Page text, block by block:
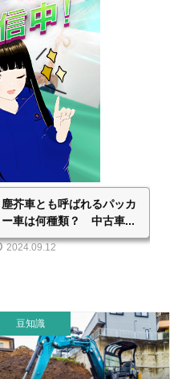
塵芥車とも呼ばれるパッカ
ー車は何種類？ 中古車...
2024.09.12
豆知識